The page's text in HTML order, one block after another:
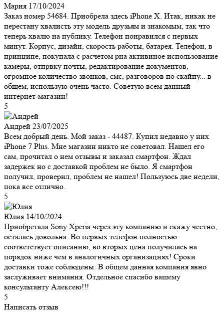
Мария 17/10/2024
Заказ номер 54684. Приобрела здесь iPhone X. Итак, никак не
перестану хвалисть эту модель друзьям и знакомым, так что
теперь хвалю на публику. Телефон понравился с первых
минут. Корпус, дизайн, скорость работы, батарея. Телефон, в
принципе, покупала с расчетом рна активиное использование
камеры, отпрвку почты, редактирование документов,
огромное количество звонков, смс, разговоров по скайпу... в
общем, использую очень часто. Советую всем данный
интернет-магазин!
5
Андрей 23/07/2025
Всем добрый день. Мой заказ - 44487. Купил недавно у них
iPhone 7 Plus. Мне магазин никто не советовал. Нашел его
сам, прочитал о нем отзывы и заказал смартфон. Ждал
задержек но с доставкой проблем не было. Я смартфон
получил, проверил, проблем не нашел! Пользуюсь две недели,
пока все отлично.
5
Юлия 14/10/2024
Приобретала Sony Xperia через эту компанию и скажу честно,
осталась довольна. Во первых телефон полностью
соответствует описанию, во вторых цена получилась на
порядок ниже чем в аналогичных организациях! Сроки
доставки тоже соблюдены. В общем данная компания явно
заслуживает внимания. Отдельное спасибо вашему
консультанту Алексею!!!
5
Написать отзыв